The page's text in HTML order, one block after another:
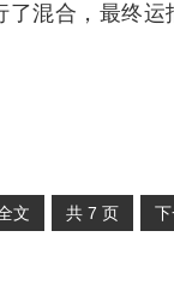
混合，最终运
文 共 7 页